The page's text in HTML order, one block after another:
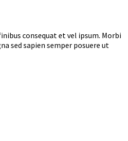
consequat et vel ipsum. Morbi
sed sapien semper posuere ut